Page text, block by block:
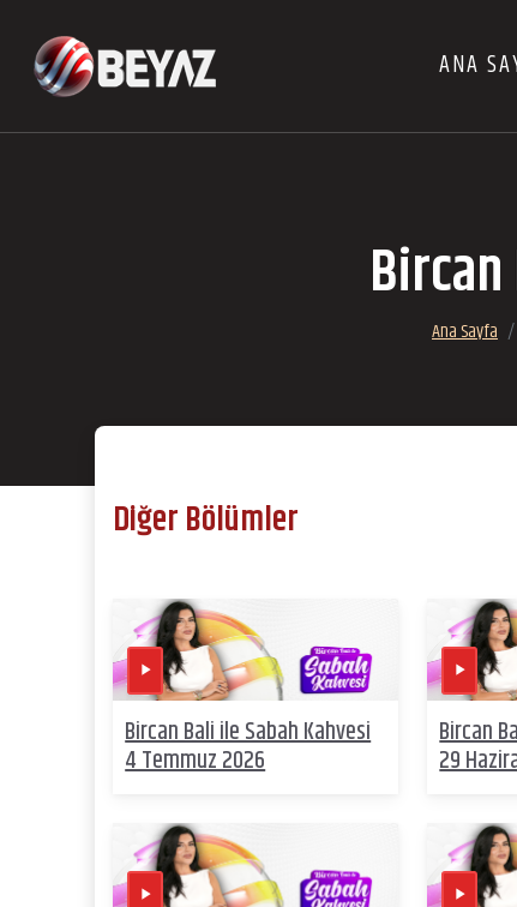
ANA
Ana Sayfa
Diğer Bölümler
Bircan Bali ile Sabah Kahvesi
4 Temmuz 2026
Bircan
29